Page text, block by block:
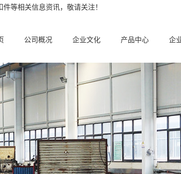
件等相关信息资讯，敬请关注！
公司概况 企业文化 产品中心 企